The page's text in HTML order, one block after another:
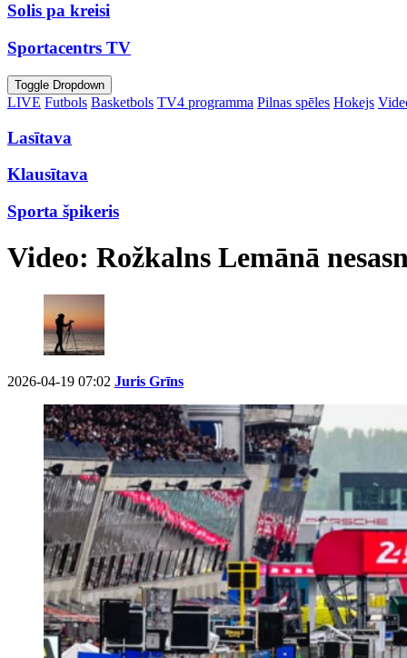
Solis pa kreisi
Sportacentrs TV
Toggle Dropdown
LIVE Futbols Basketbols TV4 programma Pilnas spēles Hokejs
Lasītava
Klausītava
Sporta špikeris
Video: Rožkalns Lemānā
2026-04-19 07:02 Juris Grīns